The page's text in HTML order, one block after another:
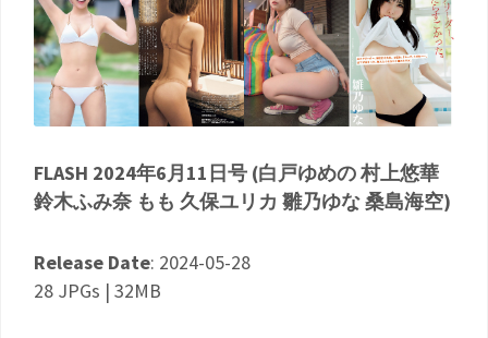
FLASH 2024年6月11日号 (白戸ゆめの 村上悠華
鈴木ふみ奈 もも 久保ユリカ 雛乃ゆな 桑島海空)
Release Date: 2024-05-28
28 JPGs | 32MB